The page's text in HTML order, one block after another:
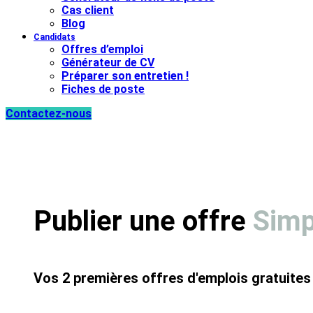
Cas client
Blog
Candidats
Offres d’emploi
Générateur de CV
Préparer son entretien !
Fiches de poste
Contactez-nous
Publier une offre
Vos 2 premières offres d'emplois gratuites